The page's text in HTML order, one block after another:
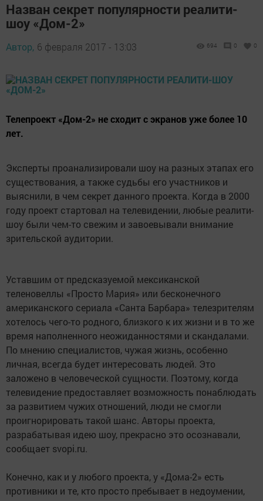
Назван секрет популярности реалити-
шоу «Дом-2»
Автор, 6 февраля 2017 - 13:03 694 0 0
Телепроект «Дом-2» не сходит с экранов уже более 10
лет.
Эксперты проанализировали шоу на разных этапах его
существования, а также судьбы его участников и
выяснили, в чем секрет данного проекта. Когда в 2000
году проект стартовал на телевидении, любые реалити-
шоу были чем-то свежим и завоевывали внимание
зрительской аудитории.
Уставшим от предсказуемой мексиканской
теленовеллы «Просто Мария» или бесконечного
американского сериала «Санта Барбара» телезрителям
хотелось чего-то родного, близкого к их жизни и в то же
время наполненного неожиданностями и скандалами.
По мнению специалистов, чужая жизнь, особенно
личная, всегда будет интересовать людей. Это
заложено в человеческой сущности. Поэтому, когда
телевидение предоставляет возможность понаблюдать
за развитием чужих отношений, люди не смогли
проигнорировать такой шанс. Авторы проекта,
разрабатывая идею шоу, прекрасно это осознавали,
сообщает svopi.ru.
Конечно, как и у любого проекта, у «Дома-2» есть
противники и те, кто просто пребывает в недоумении,